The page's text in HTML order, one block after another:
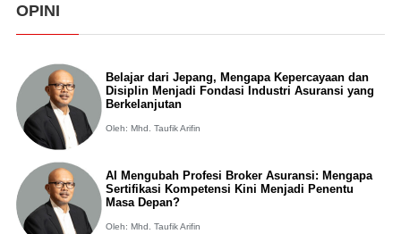
OPINI
Belajar dari Jepang, Mengapa Kepercayaan dan
Disiplin Menjadi Fondasi Industri Asuransi yang
Berkelanjutan
Oleh: Mhd. Taufik Arifin
AI Mengubah Profesi Broker Asuransi: Mengapa
Sertifikasi Kompetensi Kini Menjadi Penentu
Masa Depan?
Oleh: Mhd. Taufik Arifin